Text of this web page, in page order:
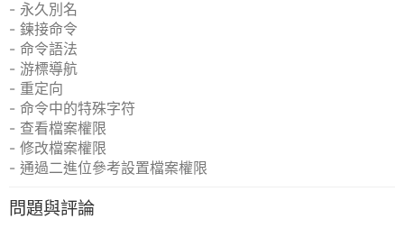
- 永久別名
- 鍊接命令
- 命令語法
- 游標導航
- 重定向
- 命令中的特殊字符
- 查看檔案權限
- 修改檔案權限
- 通過二進位參考設置檔案權限
問題與評論